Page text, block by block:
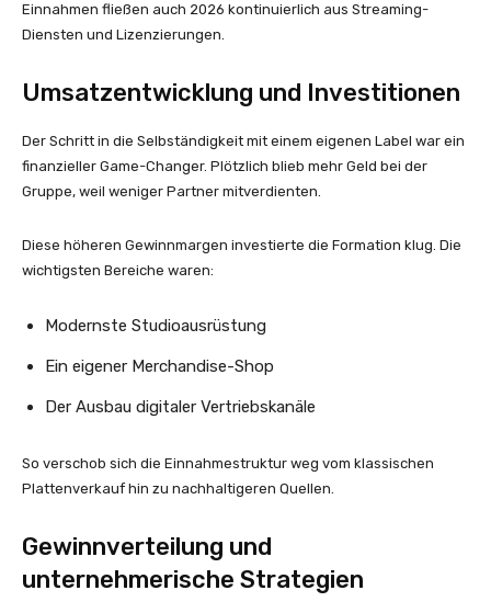
Einnahmen fließen auch 2026 kontinuierlich aus Streaming-
Diensten und Lizenzierungen.
Umsatzentwicklung und Investitionen
Der Schritt in die Selbständigkeit mit einem eigenen Label war ein
finanzieller Game-Changer. Plötzlich blieb mehr Geld bei der
Gruppe, weil weniger Partner mitverdienten.
Diese höheren Gewinnmargen investierte die Formation klug. Die
wichtigsten Bereiche waren:
Modernste Studioausrüstung
Ein eigener Merchandise-Shop
Der Ausbau digitaler Vertriebskanäle
So verschob sich die Einnahmestruktur weg vom klassischen
Plattenverkauf hin zu nachhaltigeren Quellen.
Gewinnverteilung und
unternehmerische Strategien